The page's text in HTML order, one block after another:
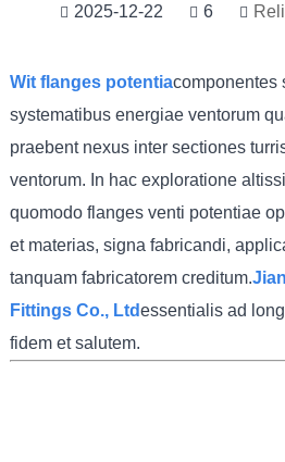
2025-12-22 6
Wit flanges potentiacomponentes
systematibus energiae ventorum
praebent nexus inter sectiones
ventorum. In hac exploratione
quomodo flanges venti potentiae
et materias, signa fabricandi,
tanquam fabricatorem creditum.
Fittings Co., Ltdessentialis ad
fidem et salutem.